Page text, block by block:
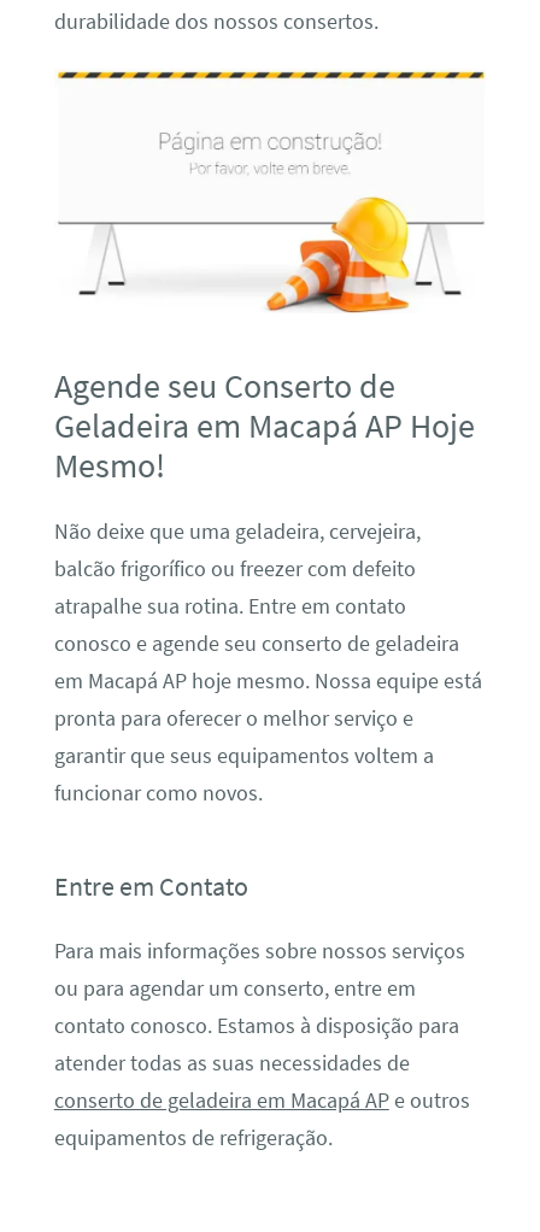
durabilidade dos nossos consertos.
Agende seu Conserto de
Geladeira em Macapá AP Hoje
Mesmo!
Não deixe que uma geladeira, cervejeira,
balcão frigorífico ou freezer com defeito
atrapalhe sua rotina. Entre em contato
conosco e agende seu conserto de geladeira
em Macapá AP hoje mesmo. Nossa equipe está
pronta para oferecer o melhor serviço e
garantir que seus equipamentos voltem a
funcionar como novos.
Entre em Contato
Para mais informações sobre nossos serviços
ou para agendar um conserto, entre em
contato conosco. Estamos à disposição para
atender todas as suas necessidades de
conserto de geladeira em Macapá APe outros
equipamentos de refrigeração.